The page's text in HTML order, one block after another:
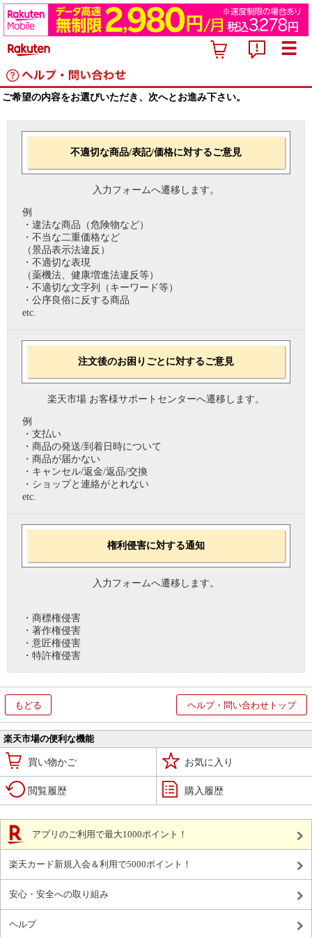
ご希望の内容をお選びいただき、次へとお進み下さい。
不適切な商品/表記/価格に対するご意見
入力フォームへ遷移します。
例
・違法な商品（危険物など）
・不当な二重価格など
（景品表示法違反）
・不適切な表現
（薬機法、健康増進法違反等）
・不適切な文字列（キーワード等）
・公序良俗に反する商品
etc.
注文後のお困りごとに対するご意見
楽天市場 お客様サポートセンターへ遷移します。
例
・支払い
・商品の発送/到着日時について
・商品が届かない
・キャンセル/返金/返品/交換
・ショップと連絡がとれない
etc.
権利侵害に対する通知
入力フォームへ遷移します。
・商標権侵害
・著作権侵害
・意匠権侵害
・特許権侵害
もどる ヘルプ・問い合わせトップ
楽天市場の便利な機能
買い物かご お気に入り
閲覧履歴 購入履歴
アプリのご利用で最大1000ポイント！
楽天カード新規入会＆利用で5000ポイント！
安心・安全への取り組み
ヘルプ